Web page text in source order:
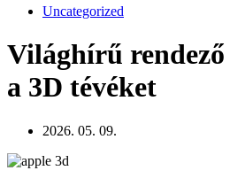
Uncategorized
Világhírű rendező
a 3D tévéket
2026. 05. 09.